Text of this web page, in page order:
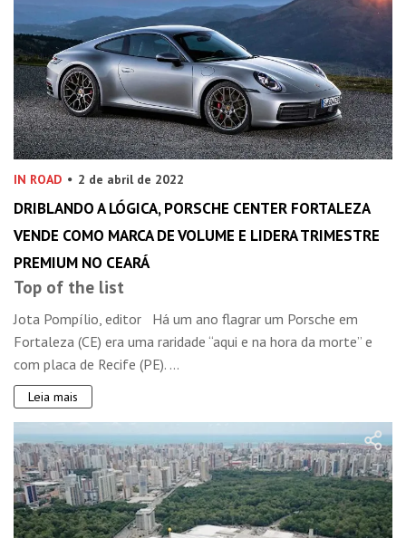
IN ROAD 2 de abril de 2022
DRIBLANDO A LÓGICA, PORSCHE CENTER FORTALEZA
VENDE COMO MARCA DE VOLUME E LIDERA TRIMESTRE
PREMIUM NO CEARÁ
Top of the list
Jota Pompílio, editor Há um ano flagrar um Porsche em
Fortaleza (CE) era uma raridade “aqui e na hora da morte” e
com placa de Recife (PE). ...
Leia mais